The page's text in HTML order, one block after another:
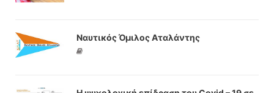
Ναυτικός Όμιλος Αταλάντης